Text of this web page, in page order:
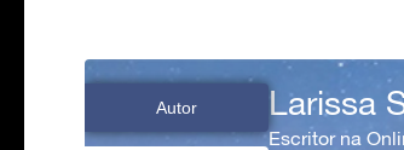
Autor Larissa
Escritor na